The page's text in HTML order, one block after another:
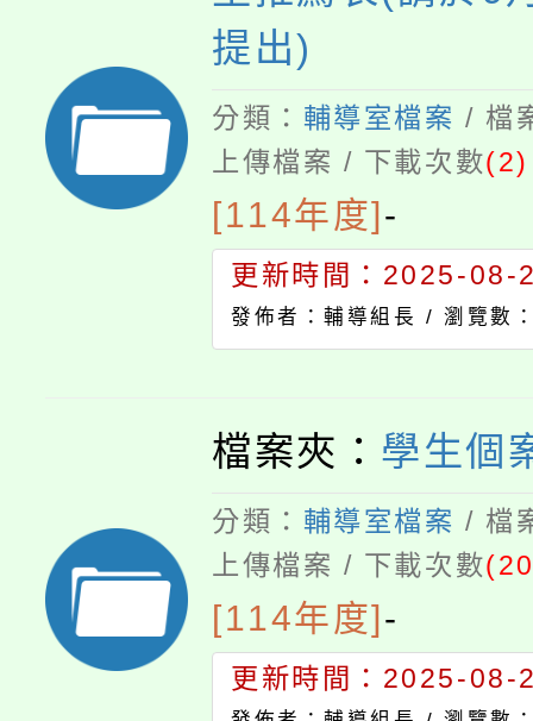
提出)
分類： 輔導室檔案 / 檔
上傳檔案 / 下載次數(2)
[114年度]-
更新時間：2025-08-
發佈者：輔導組長 /瀏覽數
檔案夾： 學生個
分類： 輔導室檔案 / 檔
上傳檔案 / 下載次數
[114年度]-
更新時間：2025-08-